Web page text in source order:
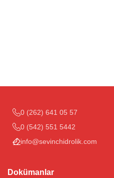
0 (262) 641 05 57
0 (542) 551 5442
info@sevinchidrolik.com
Dokümanlar